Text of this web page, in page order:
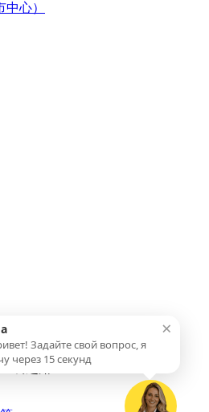
中心）
绸之路»
×
Задайте свой вопрос, я
через 15 секунд